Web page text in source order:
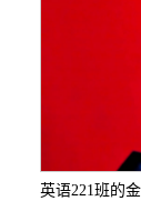
英语221班的